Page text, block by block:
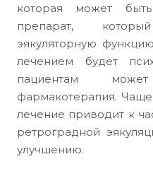
которая может
препарат,
эякуляторную
лечением будет
пациентам
фармакотерапия.
лечение приводит к
ретроградной
улучшению.